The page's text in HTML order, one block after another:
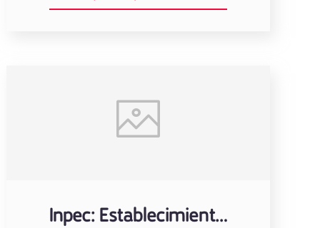
Inpec: Establecimiento carcelario de B/quilla Justicia y Paz